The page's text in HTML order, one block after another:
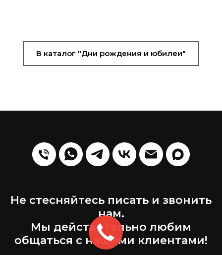
В каталог "Дни рождения и юбилеи"
Не стесняйтесь писать и звонить
нам.
Мы действительно любим
общаться с нашими клиентами!